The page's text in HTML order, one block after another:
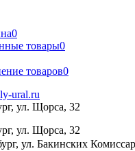
0
товары0
товаров0
ural.ru
ул. Щорса, 32
ул. Щорса, 32
ул. Бакинских